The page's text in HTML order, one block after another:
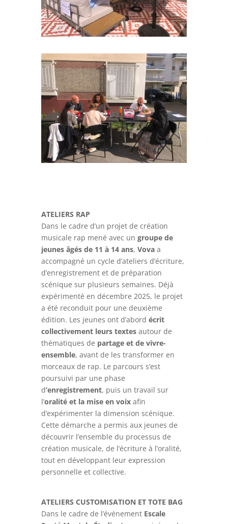
ATELIERS RAP
Dans le cadre d’un projet de création
musicale rap mené avec un groupe de
jeunes âgés de 11 à 14 ans, Vovaa
accompagné un cycle d’ateliers d’écriture,
d’enregistrement et de préparation
scénique sur plusieurs semaines. Déjà
expérimenté en décembre 2025, le projet
a été reconduit pour une deuxième
édition. Les jeunes ont d’abord écrit
collectivement leurs textesautour de
thématiques de partage et de vivre-
ensemble, avant de les transformer en
morceaux de rap. Le parcours s’est
poursuivi par une phase
d’enregistrement, puis un travail sur
l’oralité et la mise en voixafin
d’expérimenter la dimension scénique.
Cette démarche a permis aux jeunes de
découvrir l’ensemble du processus de
création musicale, de l’écriture à l’oralité,
tout en développant leur expression
personnelle et collective.
ATELIERS CUSTOMISATION ET TOTE BAG
Dans le cadre de l’événement Escale